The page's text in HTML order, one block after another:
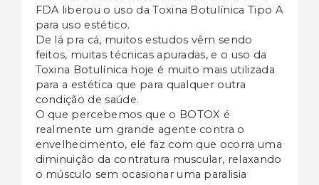
FDA liberou o uso da Toxina Botulínica Tipo A
para uso estético.
De lá pra cá, muitos estudos vêm sendo
feitos, muitas técnicas apuradas, e o uso da
Toxina Botulínica hoje é muito mais utilizada
para a estética que para qualquer outra
condição de saúde.
O que percebemos que o BOTOX é
realmente um grande agente contra o
envelhecimento, ele faz com que ocorra uma
diminuição da contratura muscular, relaxando
o músculo sem ocasionar uma paralisia